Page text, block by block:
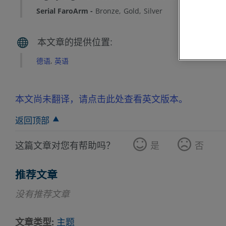
Serial FaroArm
Bronze Gold Silver
德语 英语
本文尚未翻译，请点击此处查看英文版本。
返回顶部
这篇文章对您有帮助吗？ 是 否
推荐文章
没有推荐文章
文章类型 主题